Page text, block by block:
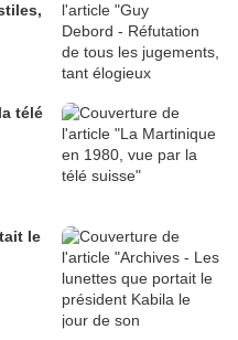
télé
le